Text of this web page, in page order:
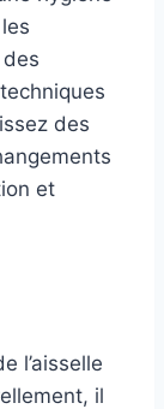
des
et
l’aisselle
il